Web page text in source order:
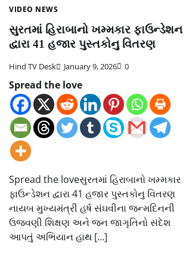
VIDEO NEWS
સુરતમાં હિરાબાનો ખમ્મકાર ફાઉન્ડેશન
દ્વારા 41 હજાર પુસ્તકોનુ વિતરણ
Hind TV Desk January 9, 2026 0
Spread the love
Spread the loveસુરતમાં હિરાબાનો ખમ્મકાર
ફાઉન્ડેશન દ્વારા 41 હજાર પુસ્તકોનુ વિતરણ
નાયબ મુખ્યમંત્રી હર્ષ સંઘવીના જન્મદિનની
ઉજવણી શિક્ષણ અને જન જાગૃતિનો સંદેશ
આપતું અભિયાન હાથ […]